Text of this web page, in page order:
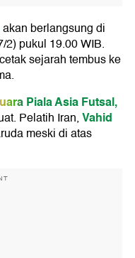
akan berlangsung di
2) pukul 19.00 WIB.
sejarah tembus ke
Piala Asia Futsal,
Pelatih Iran,Vahid
meski di atas